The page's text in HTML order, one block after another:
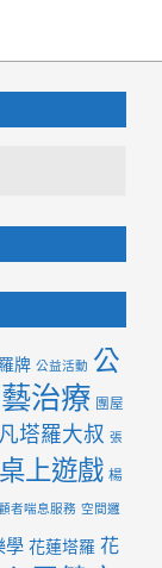
牌 公益活動 公
治療 團屋
塔羅大叔 張
桌上遊戲 楊
者喘息服務 空間邏
學 花蓮塔羅 花